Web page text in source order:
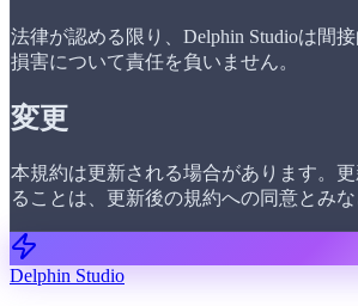
法律が認める限り、Delphin Studioは間
損害について責任を負いません。
変更
本規約は更新される場合があります。
ることは、更新後の規約への同意とみな
Delphin Studio